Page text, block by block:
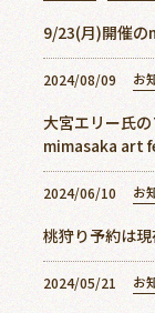
お問い合わせ
9/23(月)開催の
2024/08/09 お
大宮エリー氏
mimasaka art
2024/06/10 お
桃狩り予約は現
2024/05/21 お